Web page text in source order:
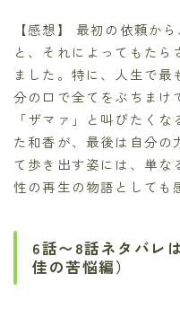
【感想】 最初の依頼か
と、それによってもた
ました。特に、人生で最
分の口で全てをぶちまけ
「ザマァ」と叫びたく
た和香が、最後は自分の
て歩き出す姿には、単な
性の再生の物語としても
6話〜8話ネタバレ
佳の苦悩編）